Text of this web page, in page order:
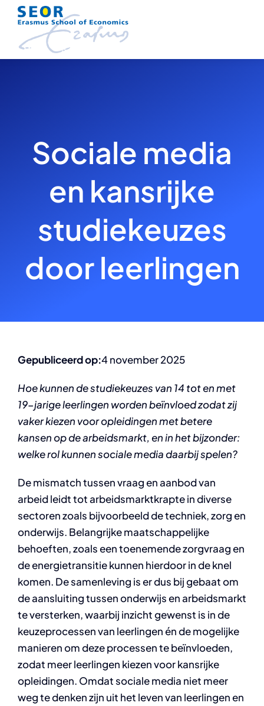
Skip
content
Sociale media
en kansrijke
studiekeuzes
door leerlingen
Gepubliceerd op:4 november 2025
Hoe kunnen de studiekeuzes van 14 tot en met
19-jarige leerlingen worden beïnvloed zodat zij
vaker kiezen voor opleidingen met betere
kansen op de arbeidsmarkt, en in het bijzonder:
welke rol kunnen sociale media daarbij spelen?
De mismatch tussen vraag en aanbod van
arbeid leidt tot arbeidsmarktkrapte in diverse
sectoren zoals bijvoorbeeld de techniek, zorg en
onderwijs. Belangrijke maatschappelijke
behoeften, zoals een toenemende zorgvraag en
de energietransitie kunnen hierdoor in de knel
komen. De samenleving is er dus bij gebaat om
de aansluiting tussen onderwijs en arbeidsmarkt
te versterken, waarbij inzicht gewenst is in de
keuzeprocessen van leerlingen én de mogelijke
manieren om deze processen te beïnvloeden,
zodat meer leerlingen kiezen voor kansrijke
opleidingen. Omdat sociale media niet meer
weg te denken zijn uit het leven van leerlingen en